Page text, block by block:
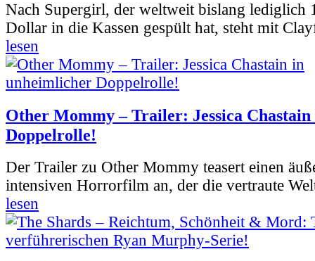
Nach Supergirl, der weltweit bislang lediglich
Dollar in die Kassen gespült hat, steht mit
lesen
Other Mommy – Trailer: Jessica
Doppelrolle!
Der Trailer zu Other Mommy teasert einen
intensiven Horrorfilm an, der die vertraute
lesen